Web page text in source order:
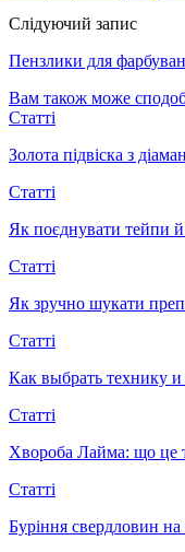
Слідуючий запис
Пензлики для
Вам також може
Статті
Золота підвіска з
Статті
Як поєднувати тейпи
Статті
Як зручно шукати
Статті
Как выбрать технику
Статті
Хвороба Лайма: що це
Статті
Буріння свердловин на